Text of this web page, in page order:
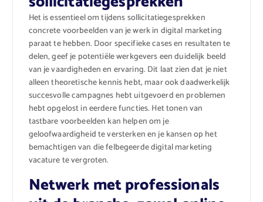
Het is essentieel om tijdens sollicitatiegesprekken
concrete voorbeelden van je werk in digital marketing
paraat te hebben. Door specifieke cases en resultaten te
delen, geef je potentiële werkgevers een duidelijk beeld
van je vaardigheden en ervaring. Dit laat zien dat je niet
alleen theoretische kennis hebt, maar ook daadwerkelijk
succesvolle campagnes hebt uitgevoerd en problemen
hebt opgelost in eerdere functies. Het tonen van
tastbare voorbeelden kan helpen om je
geloofwaardigheid te versterken en je kansen op het
bemachtigen van die felbegeerde digital marketing
vacature te vergroten.
Netwerk met professionals